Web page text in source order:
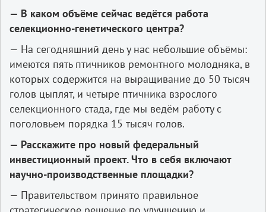
— В каком объёме сейчас ведётся работа
селекционно-генетического центра?
— На сегодняшний день у нас небольшие объёмы:
имеются пять птичников ремонтного молодняка, в
которых содержится на выращивание до 50 тысяч
голов цыплят, и четыре птичника взрослого
селекционного стада, где мы ведём работу с
поголовьем порядка 15 тысяч голов.
— Расскажите про новый федеральный
инвестиционный проект. Что в себя включают
научно-производственные площадки?
— Правительством принято правильное